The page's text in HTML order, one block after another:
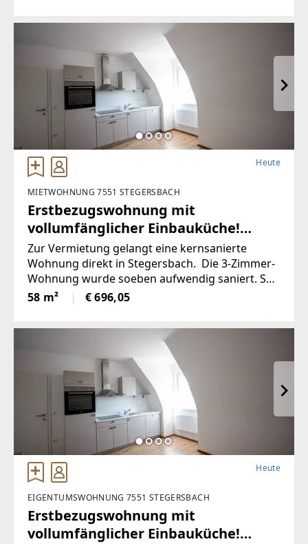
Heute
MIETWOHNUNG 7551 STEGERSBACH
Erstbezugswohnung mit
vollumfänglicher Einbauküche!
(Provisionsfrei)
Zur Vermietung gelangt eine kernsanierte
Wohnung direkt in Stegersbach. Die 3-Zimmer-
Wohnung wurde soeben aufwendig saniert. So
wurde unter anderem dieElektronik gänzlich
erneuert und für einen niedrigen
58 m² € 696,05
Heute
EIGENTUMSWOHNUNG 7551 STEGERSBACH
Erstbezugswohnung mit
vollumfänglicher Einbauküche!